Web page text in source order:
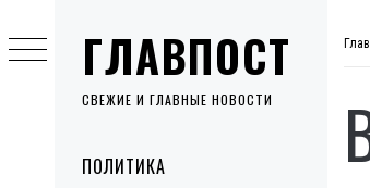
ГЛАВПОСТ
СВЕЖИЕ И ГЛАВНЫЕ НОВОСТИ
MenuПОЛИТИКА
to
content